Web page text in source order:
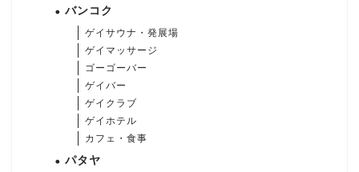
バンコク
ゲイサウナ・発展場
ゲイマッサージ
ゴーゴーバー
ゲイバー
ゲイクラブ
ゲイホテル
カフェ・食事
パタヤ